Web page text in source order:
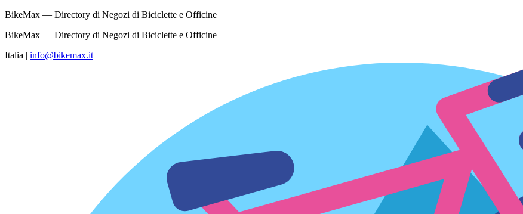
BikeMax — Directory di Negozi di Biciclette e Officine
BikeMax — Directory di Negozi di Biciclette e Officine
Italia | info@bikemax.it